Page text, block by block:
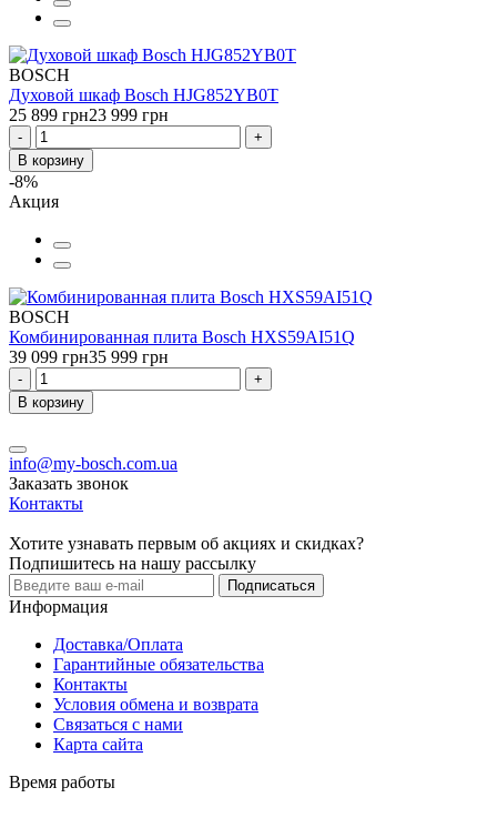
BOSCH
Духовой шкаф Bosch HJG852YB0T
25 899 грн23 999 грн
-
+
В корзину
-8%
Акция
BOSCH
Комбинированная плита Bosch HXS59AI51Q
39 099 грн35 999 грн
-
+
В корзину
info@my-bosch.com.ua
Заказать звонок
Контакты
Хотите узнавать первым об акциях и скидках?
Подпишитесь на нашу рассылку
Подписаться
Информация
Доставка/Оплата
Гарантийные обязательства
Контакты
Условия обмена и возврата
Связаться с нами
Карта сайта
Время работы